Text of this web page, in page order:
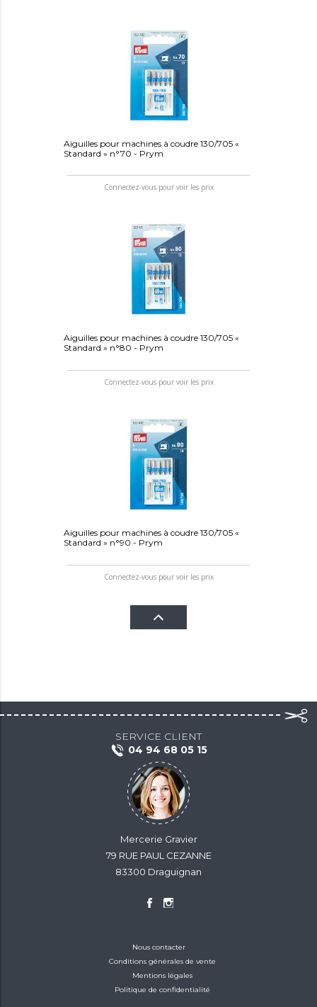
Aiguilles pour machines à coudre 130/705 «
Standard » n°70 - Prym
Connectez-vous pour voir les prix
Aiguilles pour machines à coudre 130/705 «
Standard » n°80 - Prym
Connectez-vous pour voir les prix
Aiguilles pour machines à coudre 130/705 «
Standard » n°90 - Prym
Connectez-vous pour voir les prix
SERVICE CLIENT
04 94 68 05 15
Mercerie Gravier
79 RUE PAUL CEZANNE
83300 Draguignan
Nous contacter
Conditions générales de vente
Mentions légales
Politique de confidentialité